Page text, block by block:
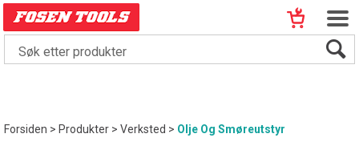
Forsiden>Produkter>Verksted>Olje Og Smøreutstyr